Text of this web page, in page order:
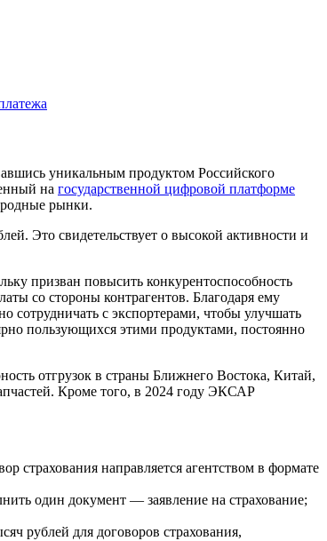
уникальным продуктом Российского
на государственной цифровой платформе
рынки.
Это свидетельствует о высокой активности и
призван повысить конкурентоспособность
со стороны контрагентов. Благодаря ему
сотрудничать с экспортерами, чтобы улучшать
пользующихся этими продуктами, постоянно
отгрузок в страны Ближнего Востока, Китай,
Кроме того, в 2024 году ЭКСАР
страхования направляется агентством в формате
один документ — заявление на страхование;
рублей для договоров страхования,